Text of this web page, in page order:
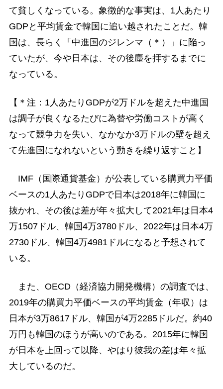
て貧しくなっている。象徴的な事実は、1人あたり
GDPと平均賃金で韓国に追い越されたことだ。韓
国は、長らく「中進国のジレンマ（＊）」に陥っ
ていたが、今や日本は、その後塵を拝するまでに
なっている。
【＊注：1人あたりGDPが2万ドルを超えた中進国
は調子が良くなるたびに為替や労働コストが高く
なって競争力を失い、なかなか3万ドルの壁を超え
て先進国になれないという動きを繰り返すこと】
IMF（国際通貨基金）が公表している購買力平価
ベースの1人あたりGDPで日本は2018年に韓国に
抜かれ、その後は差が年々拡大して2021年は日本4
万1507ドル、韓国4万3780ドル、2022年は日本4万
2730ドル、韓国4万4981ドルになると予想されて
いる。
また、OECD（経済協力開発機構）の調査では、
2019年の購買力平価ベースの平均賃金（年収）は
日本が3万8617ドル、韓国が4万2285ドルだ。約40
万円も韓国のほうが高いのである。2015年に韓国
が日本を上回って以降、やはり彼我の差は年々拡
大しているのだ。